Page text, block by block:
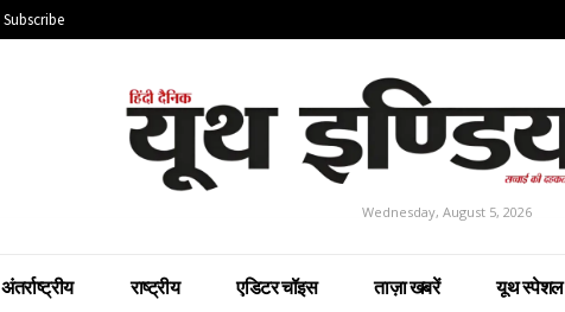
Subscribe
Wednesday, August 5, 2026
अंतर्राष्ट्रीय राष्ट्रीय एडिटर चॉइस ताज़ा खबरें यूथ स्पेशल